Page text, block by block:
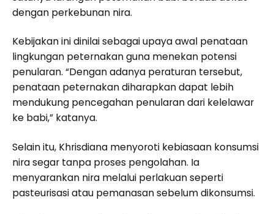
dengan perkebunan nira.
Kebijakan ini dinilai sebagai upaya awal penataan
lingkungan peternakan guna menekan potensi
penularan. “Dengan adanya peraturan tersebut,
penataan peternakan diharapkan dapat lebih
mendukung pencegahan penularan dari kelelawar
ke babi,” katanya.
Selain itu, Khrisdiana menyoroti kebiasaan konsumsi
nira segar tanpa proses pengolahan. Ia
menyarankan nira melalui perlakuan seperti
pasteurisasi atau pemanasan sebelum dikonsumsi.